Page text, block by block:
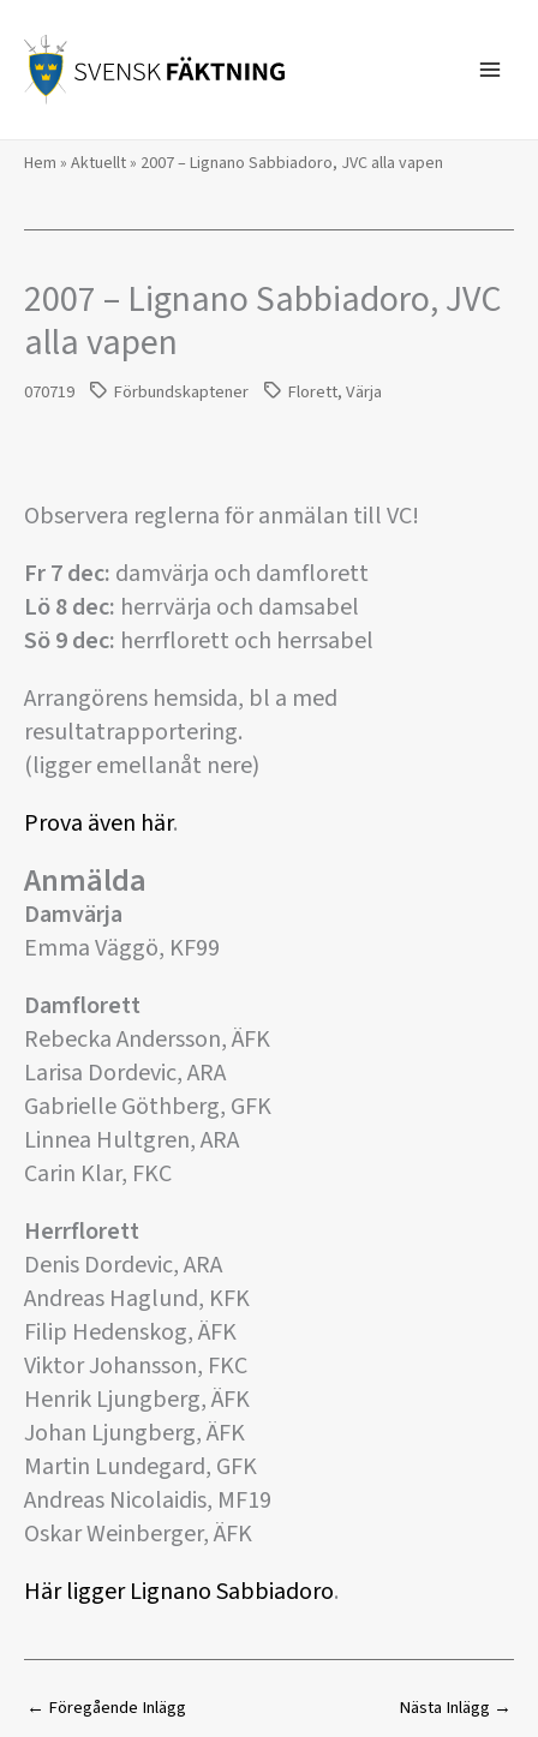
innehåll
Hem » Aktuellt» 2007 – Lignano Sabbiadoro, JVC alla vapen
2007 – Lignano Sabbiadoro, JVC
alla vapen
070719 Förbundskaptener Florett,Värja
Observera reglerna för anmälan till VC!
Fr 7 dec: damvärja och damflorett
Lö 8 dec: herrvärja och damsabel
Sö 9 dec: herrflorett och herrsabel
Arrangörens hemsida, bl a med
resultatrapportering.
(ligger emellanåt nere)
Prova även här.
Anmälda
Damvärja
Emma Väggö, KF99
Damflorett
Rebecka Andersson, ÄFK
Larisa Dordevic, ARA
Gabrielle Göthberg, GFK
Linnea Hultgren, ARA
Carin Klar, FKC
Herrflorett
Denis Dordevic, ARA
Andreas Haglund, KFK
Filip Hedenskog, ÄFK
Viktor Johansson, FKC
Henrik Ljungberg, ÄFK
Johan Ljungberg, ÄFK
Martin Lundegard, GFK
Andreas Nicolaidis, MF19
Oskar Weinberger, ÄFK
Här ligger Lignano Sabbiadoro.
← Föregående Inlägg Nästa Inlägg →